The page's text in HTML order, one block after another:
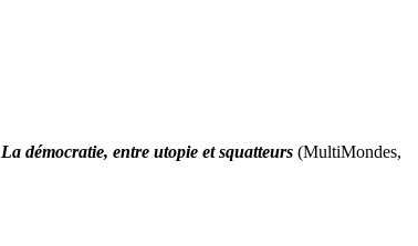
La démocratie, entre utopie et squatteurs (MultiMondes,